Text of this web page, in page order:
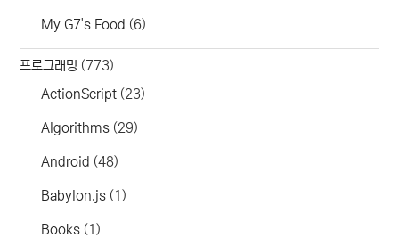
My G7's Food (6)
프로그래밍 (773)
ActionScript (23)
Algorithms (29)
Android (48)
Babylon.js (1)
Books (1)